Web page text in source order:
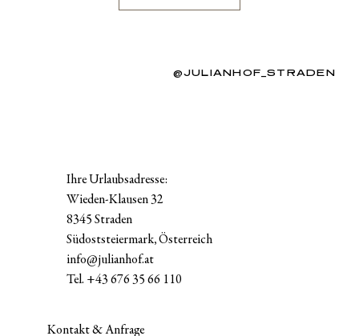
@JULIANHOF_STRADEN
Ihre Urlaubsadresse:
Wieden-Klausen 32
8345 Straden
Südoststeiermark, Österreich
info@julianhof.at
Tel. +43 676 35 66 110
Kontakt & Anfrage